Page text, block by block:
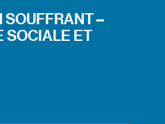
SOUFFRANT–
SOCIALE ET